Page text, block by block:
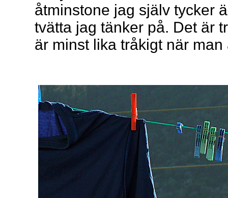
åtminstone jag själv tycker
tvätta jag tänker på. Det är
är minst lika tråkigt när